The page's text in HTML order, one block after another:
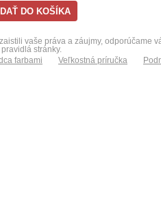
vaše práva a záujmy, odporúčame
stránky.
farbami
Veľkostná príručka